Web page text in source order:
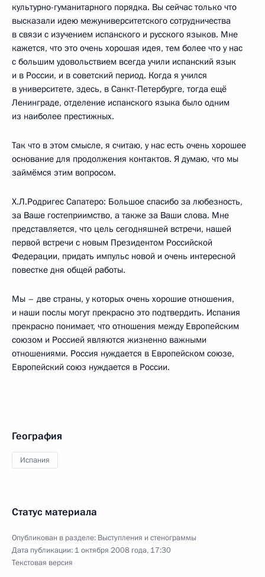
культурно-гуманитарного порядка. Вы сейчас только что
высказали идею межуниверситетского сотрудничества
в связи с изучением испанского и русского языков. Мне
кажется, что это очень хорошая идея, тем более что у нас
с большим удовольствием всегда учили испанский язык
и в России, и в советский период. Когда я учился
в университете, здесь, в Санкт-Петербурге, тогда ещё
Ленинграде, отделение испанского языка было одним
из наиболее престижных.
Так что в этом смысле, я считаю, у нас есть очень хорошее
основание для продолжения контактов. Я думаю, что мы
займёмся этим вопросом.
Х.Л.Родригес Сапатеро: Большое спасибо за любезность,
за Ваше гостеприимство, а также за Ваши слова. Мне
представляется, что цель сегодняшней встречи, нашей
первой встречи с новым Президентом Российской
Федерации, придать импульс новой и очень интересной
повестке дня общей работы.
Мы – две страны, у которых очень хорошие отношения,
и наши послы могут прекрасно это подтвердить. Испания
прекрасно понимает, что отношения между Европейским
союзом и Россией являются жизненно важными
отношениями. Россия нуждается в Европейском союзе,
Европейский союз нуждается в России.
География
Испания
Статус материала
Опубликован в разделе: Выступления и стенограммы
Дата публикации: 1 октября 2008 года, 17:30
Текстовая версия